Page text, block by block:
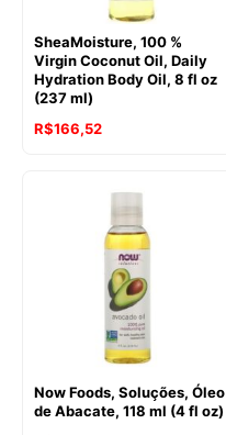
SheaMoisture, 100 %
Virgin Coconut Oil, Daily
Hydration Body Oil, 8 fl oz
(237 ml)
R$166,52
Now Foods, Soluções, Óleo
de Abacate, 118 ml (4 fl oz)